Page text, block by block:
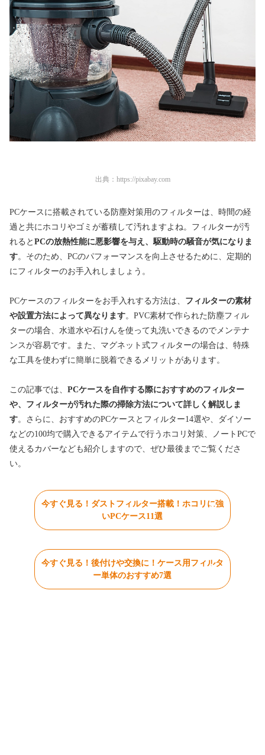
出典： https://pixabay.com
PCケースに搭載されている防塵対策用のフィルターは、時間の経
過と共にホコリやゴミが蓄積して汚れますよね。フィルターが汚
れると PCの放熱性能に悪影響を与え、駆動時の騒音が気になりま
す。そのため、PCのパフォーマンスを向上させるために、定期的
にフィルターのお手入れしましょう。
PCケースのフィルターをお手入れする方法は、 フィルターの素材
や設置方法によって異なります。PVC素材で作られた防塵フィル
ターの場合、水道水や石けんを使って丸洗いできるのでメンテナ
ンスが容易です。また、マグネット式フィルターの場合は、特殊
な工具を使わずに簡単に脱着できるメリットがあります。
この記事では、 PCケースを自作する際におすすめのフィルター
や、フィルターが汚れた際の掃除方法について詳しく解説しま
す。さらに、おすすめのPCケースとフィルター14選や、ダイソー
などの100均で購入できるアイテムで行うホコリ対策、ノートPCで
使えるカバーなども紹介しますので、ぜひ最後までご覧くださ
い。
今すぐ見る！ダストフィルター搭載！ホコリに強
いPCケース11選
今すぐ見る！後付けや交換に！ケース用フィルタ
ー単体のおすすめ7選